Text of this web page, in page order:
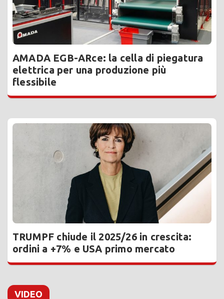
AMADA EGB-ARce: la cella di piegatura
elettrica per una produzione più
flessibile
TRUMPF chiude il 2025/26 in crescita:
ordini a +7% e USA primo mercato
VIDEO